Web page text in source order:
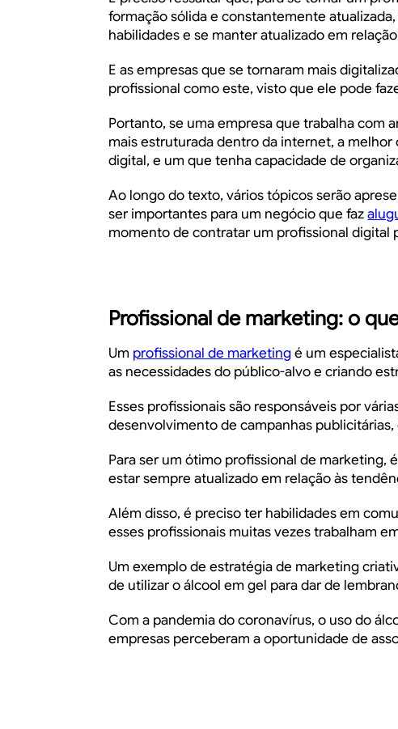
formação sólida e constantemente
habilidades e se manter atualizado em
E as empresas que se tornaram mais
profissional como este, visto que ele pode
Portanto, se uma empresa que trabalha com
mais estruturada dentro da internet, a
digital, e um que tenha capacidade de
Ao longo do texto, vários tópicos serão
ser importantes para um negócio que faz
momento de contratar um profissional digital
Profissional de marketing: o
Um profissional de marketingé um
as necessidades do público-alvo e criando
Esses profissionais são responsáveis por
desenvolvimento de campanhas
Para ser um ótimo profissional de marketing,
estar sempre atualizado em relação às
Além disso, é preciso ter habilidades em
esses profissionais muitas vezes trabalham
Um exemplo de estratégia de marketing
de utilizar o álcool em gel para dar de
Com a pandemia do coronavírus, o uso do
empresas perceberam a oportunidade de